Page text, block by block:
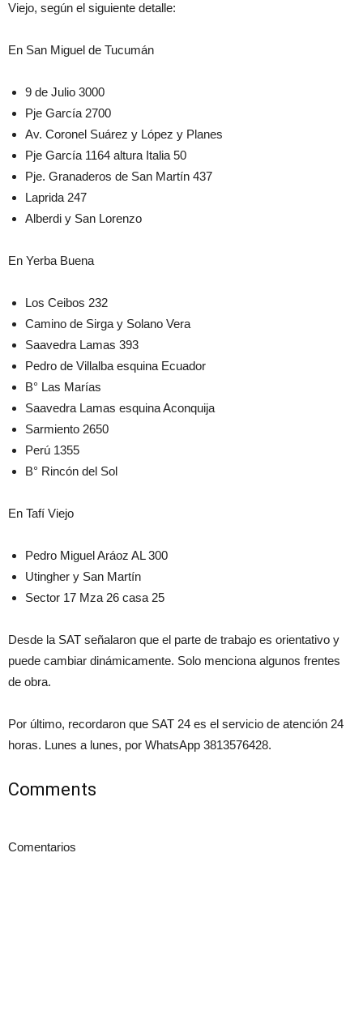
Viejo, según el siguiente detalle:
En San Miguel de Tucumán
9 de Julio 3000
Pje García 2700
Av. Coronel Suárez y López y Planes
Pje García 1164 altura Italia 50
Pje. Granaderos de San Martín 437
Laprida 247
Alberdi y San Lorenzo
En Yerba Buena
Los Ceibos 232
Camino de Sirga y Solano Vera
Saavedra Lamas 393
Pedro de Villalba esquina Ecuador
B° Las Marías
Saavedra Lamas esquina Aconquija
Sarmiento 2650
Perú 1355
B° Rincón del Sol
En Tafí Viejo
Pedro Miguel Aráoz AL 300
Utingher y San Martín
Sector 17 Mza 26 casa 25
Desde la SAT señalaron que el parte de trabajo es orientativo y
puede cambiar dinámicamente. Solo menciona algunos frentes
de obra.
Por último, recordaron que SAT 24 es el servicio de atención 24
horas. Lunes a lunes, por WhatsApp 3813576428.
Comments
Comentarios